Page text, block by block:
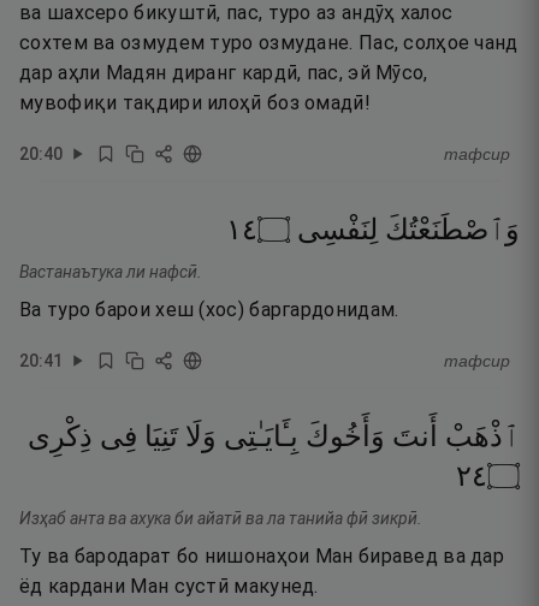
ва шахсеро бикуштӣ, пас, туро аз андӯҳ халос
сохтем ва озмудем туро озмудане. Пас, солҳое чанд
дар аҳли Мадян диранг кардӣ, пас, эй Мӯсо,
мувофиқи тақдири илоҳӣ боз омадӣ!
20:40 тафсир
وَٱصْطَنَعْتُكَ لِنَفْسِى ۝٤١
Вастанаътука ли нафсӣ.
Ва туро барои хеш (хос) баргардонидам.
20:41 тафсир
ٱذْهَبْ أَنتَ وَأَخُوكَ بِـَٔايَـٰتِى وَلَا تَنِيَا فِى ذِكْرِى
۝٤٢
Изҳаб анта ва ахука би айатӣ ва ла танийа фӣ зикрӣ.
Ту ва бародарат бо нишонаҳои Ман биравед ва дар
ёд кардани Ман сустӣ макунед.